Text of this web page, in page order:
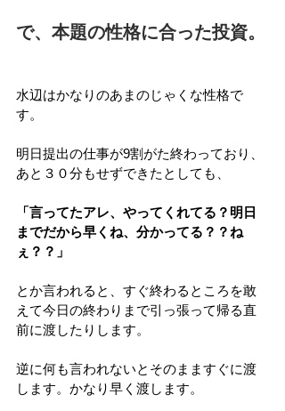
で、本題の性格に合った投資。
水辺はかなりのあまのじゃくな性格で
す。
明日提出の仕事が9割がた終わっており、
あと３０分もせずできたとしても、
「言ってたアレ、やってくれてる？明日
までだから早くね、分かってる？？ね
ぇ？？」
とか言われると、すぐ終わるところを敢
えて今日の終わりまで引っ張って帰る直
前に渡したりします。
逆に何も言われないとそのまますぐに渡
します。かなり早く渡します。